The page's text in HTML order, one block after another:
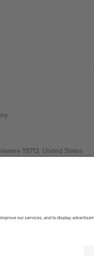
19713, United States
Sofia, Bulgaria
06700 Ciudad de